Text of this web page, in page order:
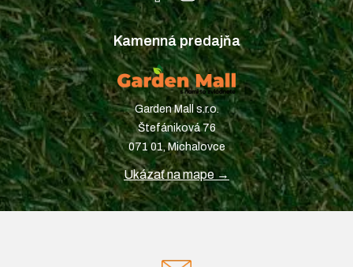
Kamenná predajňa
Garden Mall s.r.o.
Štefániková 76
071 01, Michalovce
Ukázať na mape →